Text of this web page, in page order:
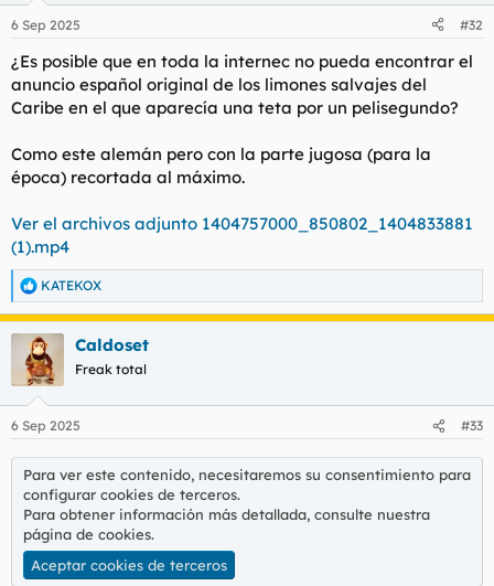
6 Sep 2025 #32
¿Es posible que en toda la internec no pueda encontrar el
anuncio español original de los limones salvajes del
Caribe en el que aparecía una teta por un pelisegundo?
Como este alemán pero con la parte jugosa (para la
época) recortada al máximo.
Ver el archivos adjunto 1404757000_850802_1404833881
(1).mp4
R
e
a
c
e
KATEKOX
Caldoset
Freak total
6 Sep 2025 #33
Para ver este contenido, necesitaremos su consentimiento para
configurar cookies de terceros.
Para obtener información más detallada, consulte nuestra
página de cookies.
Aceptar cookies de terceros